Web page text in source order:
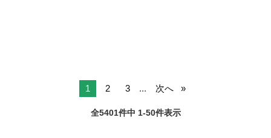
1 2 3 ... 次へ
全5401件中 1-50件表示